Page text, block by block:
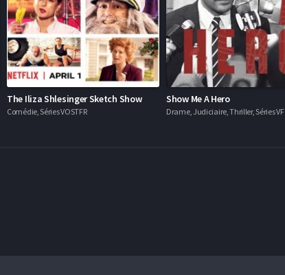
The Iliza Shlesinger Sketch Show
Comédie, Séries VOSTFR
Show Me A Hero
Drame, Judiciaire, Thriller, Séries VF